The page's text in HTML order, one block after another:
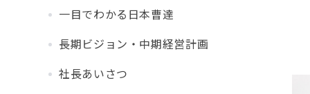
一目でわかる日本曹達
長期ビジョン・中期経営計画
社長あいさつ